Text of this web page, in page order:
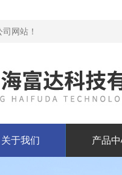
网站！
关于我们 产品